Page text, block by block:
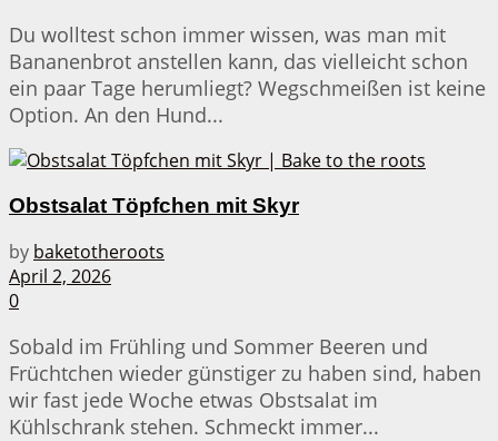
Du wolltest schon immer wissen, was man mit
Bananenbrot anstellen kann, das vielleicht schon
ein paar Tage herumliegt? Wegschmeißen ist keine
Option. An den Hund...
Obstsalat Töpfchen mit Skyr
by baketotheroots
April 2, 2026
0
Sobald im Frühling und Sommer Beeren und
Früchtchen wieder günstiger zu haben sind, haben
wir fast jede Woche etwas Obstsalat im
Kühlschrank stehen. Schmeckt immer...